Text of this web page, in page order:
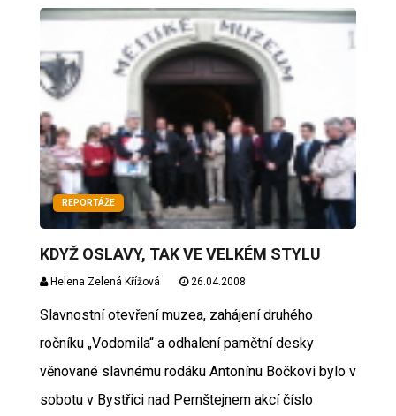
REPORTÁŽE
KDYŽ OSLAVY, TAK VE VELKÉM STYLU
Helena Zelená Křížová 26.04.2008
Slavnostní otevření muzea, zahájení druhého
ročníku „Vodomila“ a odhalení pamětní desky
věnované slavnému rodáku Antonínu Bočkovi bylo v
sobotu v Bystřici nad Pernštejnem akcí číslo